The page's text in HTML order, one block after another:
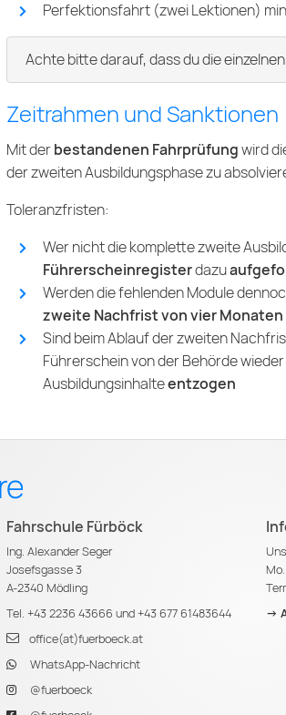
Perfektionsfahrt (zwei Lektionen)
Achte bitte darauf, dass du die
Zeitrahmen und Sanktionen
Mit derbestandenen Fahrprüfungwird
der zweiten Ausbildungsphase zu
Toleranzfristen:
Wer nicht die komplette zweite
Führerscheinregisterdazu
Werden die fehlenden Module
zweite Nachfrist von vier Monaten
Sind beim Ablauf der zweiten
Führerschein von der Behörde
Ausbildungsinhalteentzogen
Fahrschule Fürböck
Ing. Alexander Seger
Josefsgasse 3
A-2340 Mödling
Tel. +43 2236 43666 und+43 677 61483644
office(at)fuerboeck.at
WhatsApp-Nachricht
@fuerboeck
->